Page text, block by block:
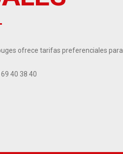
ofrece tarifas preferenciales para
40 38 40